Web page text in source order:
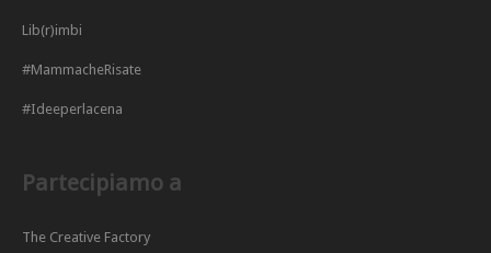
Lib(r)imbi
#MammacheRisate
#Ideeperlacena
Partecipiamo a
The Creative Factory